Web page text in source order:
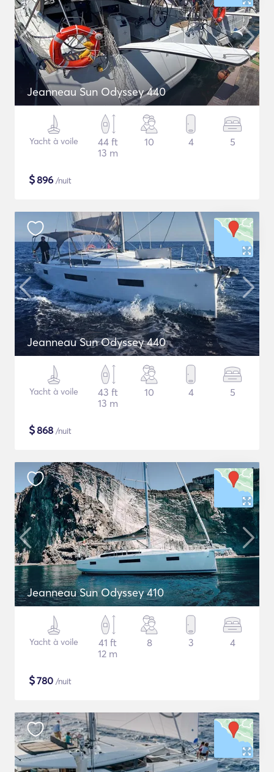
Jeanneau Sun Odyssey 440
Yacht à voile
44 ft
13 m
10 4 5
$896 /nuit
Jeanneau Sun Odyssey 440
Yacht à voile
43 ft
13 m
10 4 5
$868 /nuit
Jeanneau Sun Odyssey 410
Yacht à voile
41 ft
12 m
8 3 4
$780 /nuit